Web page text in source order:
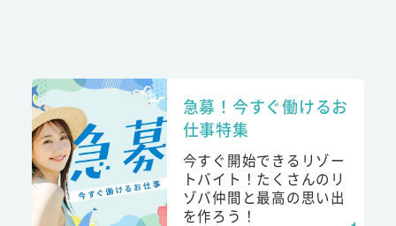
急募！今すぐ働けるお
仕事特集
今すぐ開始できるリゾー
トバイト！たくさんのリ
ゾバ仲間と最高の思い出
を作ろう！